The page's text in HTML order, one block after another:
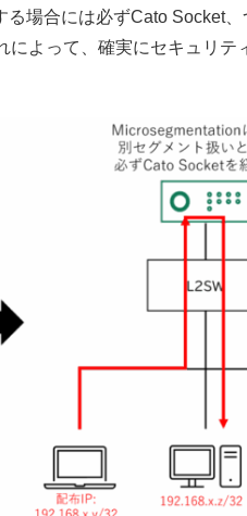
場合には必ずCato Socket
よって、確実にセキュリテ